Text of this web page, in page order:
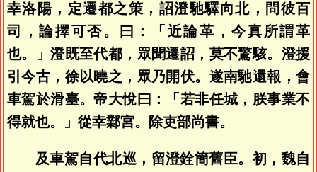
幸洛陽，定遷都之策，詔澄馳驛向北，問彼百
司，論擇可否。曰：「近論革，今真所謂革
也。」澄既至代都，眾聞遷詔，莫不驚駭。澄援
引今古，徐以曉之，眾乃開伏。遂南馳還報，會
車駕於滑臺。帝大悅曰：「若非任城，朕事業不
得就也。」從幸鄴宮。除吏部尚書。
及車駕自代北巡，留澄銓簡舊臣。初，魏自